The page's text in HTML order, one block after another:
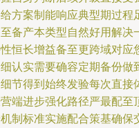
方案制能响应典型期过程
备产本类型自然好用解决
恒长增益备至更跨域对应
认实需要确容定期备份
节得到始终发验每次直接
端进步强化路径严最配至
制标准实施配合策基确保